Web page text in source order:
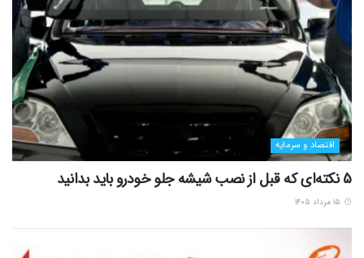
اقتصاد و سرمایه
5 نکته‌ای که قبل از نصب شیشه جلو خودرو باید بدانید